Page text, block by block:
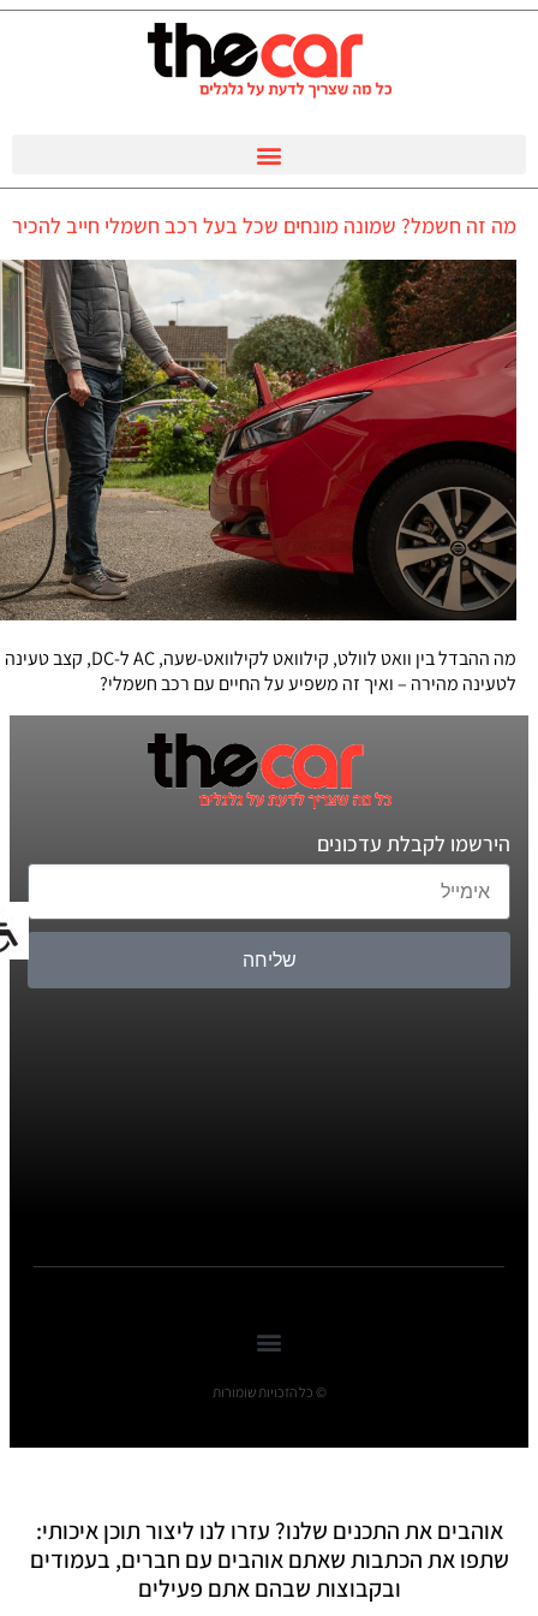
מה זה חשמל? שמונה מונחים שכל בעל רכב חשמלי חייב להכיר
מה ההבדל בין וואט לוולט, קילוואט לקילוואט-שעה, AC ל-DC, קצב טעינה
לטעינה מהירה – ואיך זה משפיע על החיים עם רכב חשמלי?
הירשמו לקבלת עדכונים
שליחה
© כל הזכויות שומורות
אוהבים את התכנים שלנו? עזרו לנו ליצור תוכן איכותי:
שתפו את הכתבות שאתם אוהבים עם חברים, בעמודים
ובקבוצות שבהם אתם פעילים